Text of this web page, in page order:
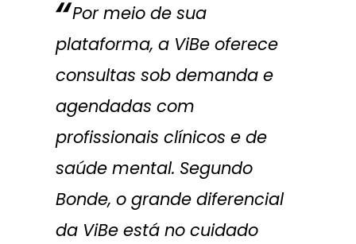
Por meio de sua
plataforma, a ViBe oferece
consultas sob demanda e
agendadas com
profissionais clínicos e de
saúde mental. Segundo
Bonde, o grande diferencial
da ViBe está no cuidado